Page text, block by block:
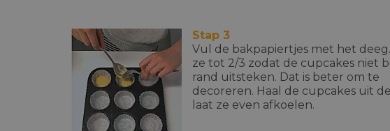
Stap 3
Vul de bakpapiertjes met het deeg.
ze tot 2/3 zodat de cupcakes niet
rand uitsteken. Dat is beter om te
decoreren. Haal de cupcakes uit
laat ze even afkoelen.